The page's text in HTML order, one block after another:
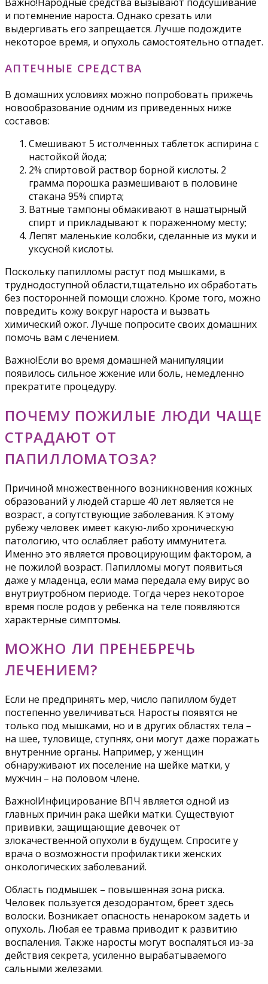
и потемнение нароста. Однако срезать или
выдергивать его запрещается. Лучше подождите
некоторое время, и опухоль самостоятельно отпадет.
АПТЕЧНЫЕ СРЕДСТВА
В домашних условиях можно попробовать прижечь
новообразование одним из приведенных ниже
составов:
Смешивают 5 истолченных таблеток аспирина с
настойкой йода;
2% спиртовой раствор борной кислоты. 2
грамма порошка размешивают в половине
стакана 95% спирта;
Ватные тампоны обмакивают в нашатырный
спирт и прикладывают к пораженному месту;
Лепят маленькие колобки, сделанные из муки и
уксусной кислоты.
Поскольку папилломы растут под мышками, в
труднодоступной области,тщательно их обработать
без посторонней помощи сложно. Кроме того, можно
повредить кожу вокруг нароста и вызвать
химический ожог. Лучше попросите своих домашних
помочь вам с лечением.
Важно!Если во время домашней манипуляции
появилось сильное жжение или боль, немедленно
прекратите процедуру.
ПОЧЕМУ ПОЖИЛЫЕ ЛЮДИ ЧАЩЕ
СТРАДАЮТ ОТ
ПАПИЛЛОМАТОЗА?
Причиной множественного возникновения кожных
образований у людей старше 40 лет является не
возраст, а сопутствующие заболевания. К этому
рубежу человек имеет какую-либо хроническую
патологию, что ослабляет работу иммунитета.
Именно это является провоцирующим фактором, а
не пожилой возраст. Папилломы могут появиться
даже у младенца, если мама передала ему вирус во
внутриутробном периоде. Тогда через некоторое
время после родов у ребенка на теле появляются
характерные симптомы.
МОЖНО ЛИ ПРЕНЕБРЕЧЬ
ЛЕЧЕНИЕМ?
Если не предпринять мер, число папиллом будет
постепенно увеличиваться. Наросты появятся не
только под мышками, но и в других областях тела –
на шее, туловище, ступнях, они могут даже поражать
внутренние органы. Например, у женщин
обнаруживают их поселение на шейке матки, у
мужчин – на половом члене.
Важно!Инфицирование ВПЧ является одной из
главных причин рака шейки матки. Существуют
прививки, защищающие девочек от
злокачественной опухоли в будущем. Спросите у
врача о возможности профилактики женских
онкологических заболеваний.
Область подмышек – повышенная зона риска.
Человек пользуется дезодорантом, бреет здесь
волоски. Возникает опасность ненароком задеть и
опухоль. Любая ее травма приводит к развитию
воспаления. Также наросты могут воспаляться из-за
действия секрета, усиленно вырабатываемого
сальными железами.